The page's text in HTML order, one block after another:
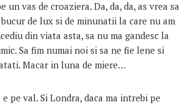
un vas de croaziera. Da, da, da, as vrea sa
de lux si de minunatii la care nu am
din viata asta, sa nu ma gandesc la
Sa fim numai noi si sa ne fie lene si
Macar in luna de miere…
pe val. Si Londra, daca ma intrebi pe